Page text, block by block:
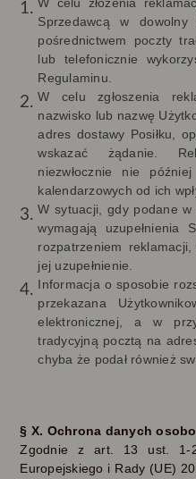
Sprzedawcą w
pośrednictwem poczty
lub telefonicznie
Regulaminu.
W celu zgłoszenia
nazwisko lub nazwę
adres dostawy Posiłku,
wskazać żądanie.
niezwłocznie nie
kalendarzowych od ich
W sytuacji, gdy podane
wymagają uzupełnienia
rozpatrzeniem
jej uzupełnienie.
Informacja o sposobie
przekazana
elektronicznej, a w
tradycyjną pocztą na
chyba że podał również
§ X. Ochrona danych
Zgodnie z art. 13 ust. 1-2
Europejskiego i Rady (UE)